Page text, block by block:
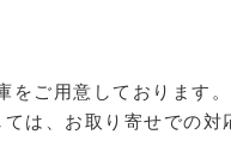
をご用意しております。
は、お取り寄せでの